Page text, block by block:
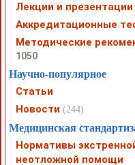
Лекции и презентации
Аккредитационные
Методические
1050
Научно-популярное
Статьи
Новости (244)
Медицинская
Нормативы
неотложной помощи